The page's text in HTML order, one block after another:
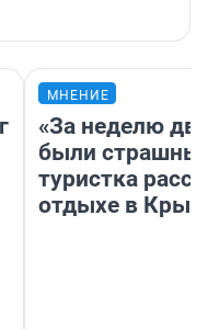
МНЕНИЕ
«За неделю
были
туристка
отдыхе в